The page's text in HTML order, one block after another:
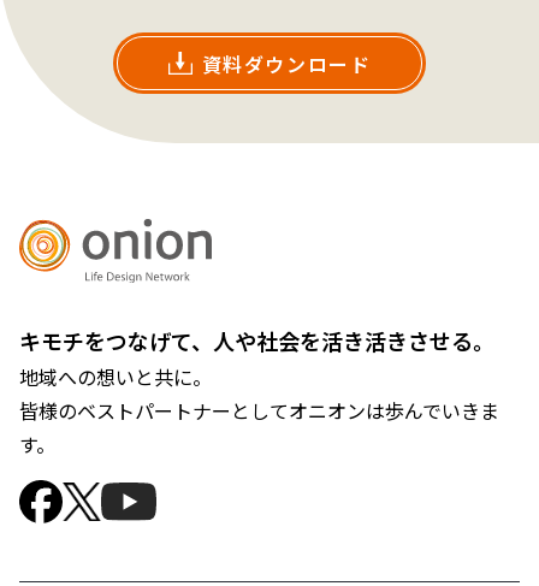
資料ダウンロード
キモチをつなげて、人や社会を活き活きさせる。
地域への想いと共に。
皆様のベストパートナーとしてオニオンは歩んでいきま
す。